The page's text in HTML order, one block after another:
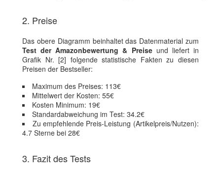
2. Preise
Das obere Diagramm beinhaltet das Datenmaterial zum
Test der Amazonbewertung & Preiseund liefert in
Grafik Nr. [2] folgende statistische Fakten zu diesen
Preisen der Bestseller:
Maximum des Preises: 113€
Mittelwert der Kosten: 55€
Kosten Minimum: 19€
Standardabweichung im Test: 34.2€
Zu empfehlende Preis-Leistung (Artikelpreis/Nutzen):
4.7 Sterne bei 28€
3. Fazit des Tests